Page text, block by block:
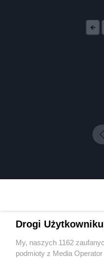
Wydawca mediów lokalnych
Drogi
My, naszych 1162
podmioty z Media